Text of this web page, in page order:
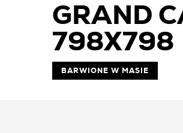
GRAND
798X798
BARWIONE W MASIE